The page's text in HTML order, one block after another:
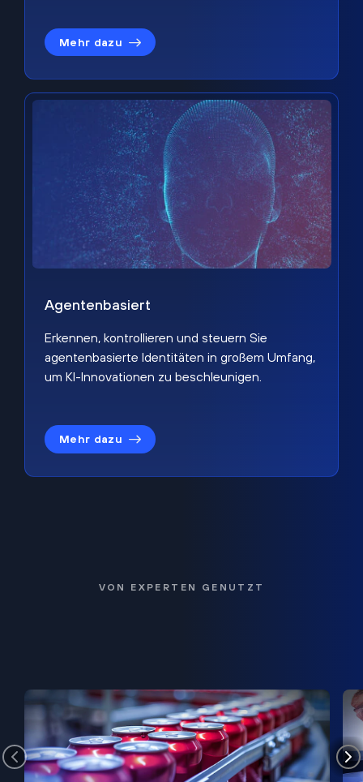
Mehr dazu
Agentenbasiert
Erkennen, kontrollieren und steuern Sie
agentenbasierte Identitäten in großem Umfang,
um KI-Innovationen zu beschleunigen.
Mehr dazu
VON EXPERTEN GENUTZT